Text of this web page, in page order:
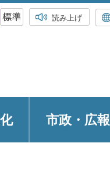
読み上げ
市政・広報